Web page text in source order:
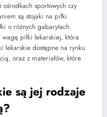
sportowych czy
są stojaki na piłki
o różnych gabarytach.
piłki lekarskiej, która
lekarskie dostępne na rynku
oraz z materiałów, które
są jej rodzaje